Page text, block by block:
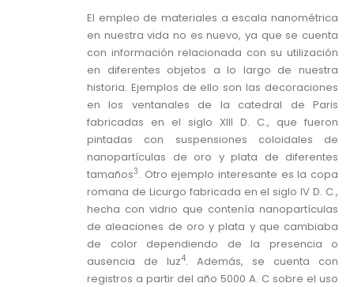
El empleo de materiales a escala nanométrica
en nuestra vida no es nuevo, ya que se cuenta
con información relacionada con su utilización
en diferentes objetos a lo largo de nuestra
historia. Ejemplos de ello son las decoraciones
en los ventanales de la catedral de Paris
fabricadas en el siglo XIII D. C., que fueron
pintadas con suspensiones coloidales de
nanopartículas de oro y plata de diferentes
tamaños3. Otro ejemplo interesante es la copa
romana de Licurgo fabricada en el siglo IV D. C.,
hecha con vidrio que contenía nanopartículas
de aleaciones de oro y plata y que cambiaba
de color dependiendo de la presencia o
ausencia de luz4. Además, se cuenta con
registros a partir del año 5000 A. C sobre el uso